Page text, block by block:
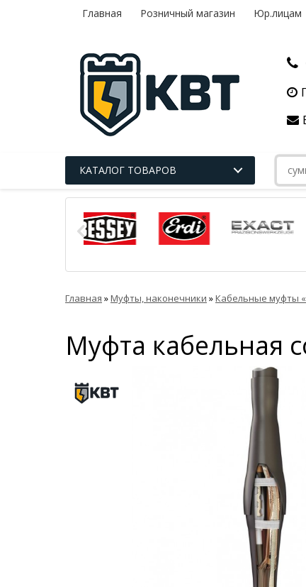
Главная Розничный магазин Юр.лицам
КАТАЛОГ ТОВАРОВ
Главная »Муфты, наконечники »Кабельные муфты
Муфта кабельная